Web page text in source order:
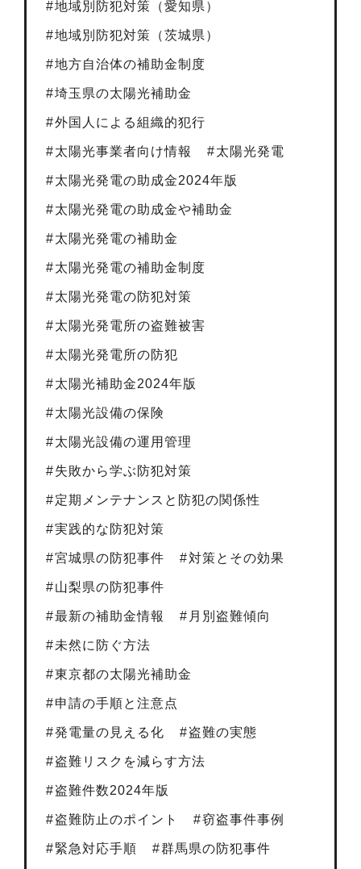
地域別防犯対策（愛知県）
地域別防犯対策（茨城県）
地方自治体の補助金制度
埼玉県の太陽光補助金
外国人による組織的犯行
太陽光事業者向け情報 太陽光発電
太陽光発電の助成金2024年版
太陽光発電の助成金や補助金
太陽光発電の補助金
太陽光発電の補助金制度
太陽光発電の防犯対策
太陽光発電所の盗難被害
太陽光発電所の防犯
太陽光補助金2024年版
太陽光設備の保険
太陽光設備の運用管理
失敗から学ぶ防犯対策
定期メンテナンスと防犯の関係性
実践的な防犯対策
宮城県の防犯事件 対策とその効果
山梨県の防犯事件
最新の補助金情報 月別盗難傾向
未然に防ぐ方法
東京都の太陽光補助金
申請の手順と注意点
発電量の見える化 盗難の実態
盗難リスクを減らす方法
盗難件数2024年版
盗難防止のポイント 窃盗事件事例
緊急対応手順 群馬県の防犯事件